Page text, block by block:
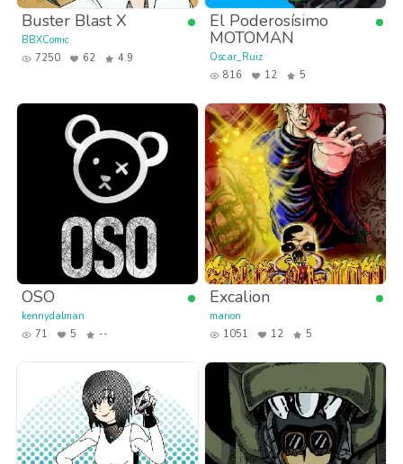
Buster Blast X
BBXComic
7250
62 4.9
El Poderosísimo
MOTOMAN
Oscar_Ruiz
816
12 5
OSO
kennydalman
71
5 --
Excalion
marion
1051
12 5